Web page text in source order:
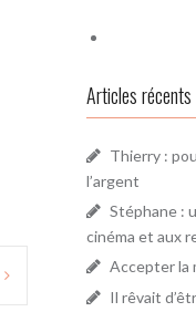
Articles récents
Thierry :
l’argent
Stéphane :
cinéma et aux
Accepter la
Il rêvait